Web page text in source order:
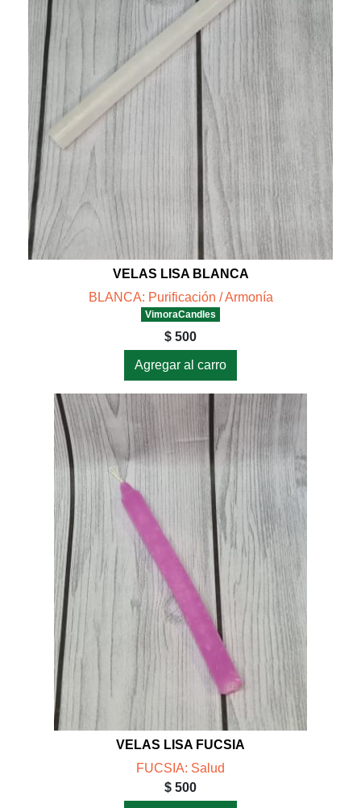
VELAS LISA BLANCA
BLANCA: Purificación / Armonía
VimoraCandles
$ 500
Agregar al carro
VELAS LISA FUCSIA
FUCSIA: Salud
$ 500